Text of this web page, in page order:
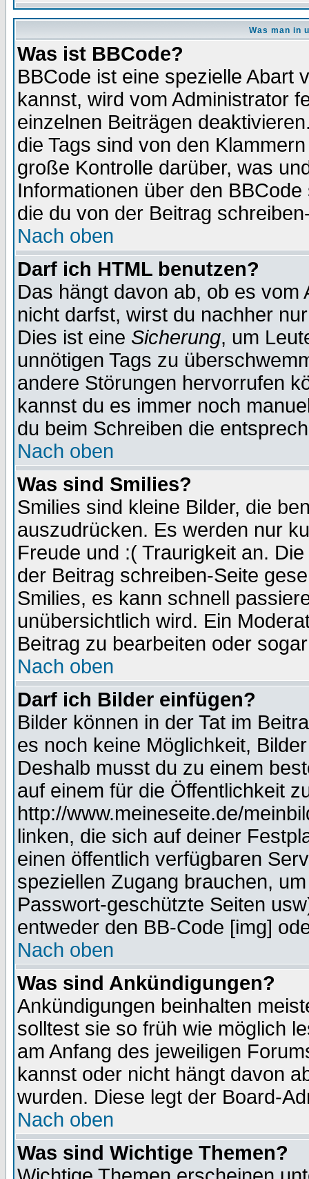
Was man in
Was ist BBCode?
BBCode ist eine spezielle Abart
kannst, wird vom Administrator
einzelnen Beiträgen
die Tags sind von den
große Kontrolle darüber, was
Informationen über den
die du von der Beitrag
Nach oben
Darf ich HTML benutzen?
Das hängt davon ab, ob es
nicht darfst, wirst du nachher
Dies ist eine Sicherung, um
unnötigen Tags zu
andere Störungen hervorrufen
kannst du es immer noch
du beim Schreiben die
Nach oben
Was sind Smilies?
Smilies sind kleine Bilder, die
auszudrücken. Es werden nur
Freude und :( Traurigkeit an.
der Beitrag schreiben-Seite
Smilies, es kann schnell
unübersichtlich wird. Ein
Beitrag zu bearbeiten oder
Nach oben
Darf ich Bilder einfügen?
Bilder können in der Tat im
es noch keine Möglichkeit,
Deshalb musst du zu einem
auf einem für die Öffentlichkeit
http://www.meineseite.de/
linken, die sich auf deiner
einen öffentlich verfügbaren
speziellen Zugang brauchen,
Passwort-geschützte Seiten
entweder den BB-Code [img]
Nach oben
Was sind Ankündigungen?
Ankündigungen beinhalten
solltest sie so früh wie möglich
am Anfang des jeweiligen
kannst oder nicht hängt davon
wurden. Diese legt der Board-
Nach oben
Was sind Wichtige Themen?